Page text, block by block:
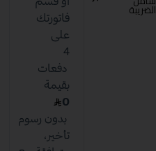
الضريبة